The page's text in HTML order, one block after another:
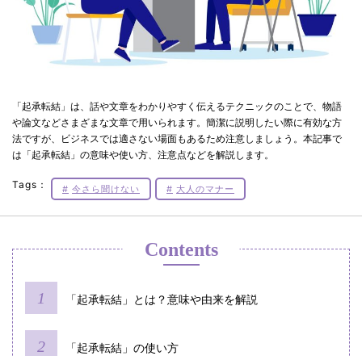
「起承転結」は、話や文章をわかりやすく伝えるテクニックのことで、物語
や論文などさまざまな文章で用いられます。簡潔に説明したい際に有効な方
法ですが、ビジネスでは適さない場面もあるため注意しましょう。本記事で
は「起承転結」の意味や使い方、注意点などを解説します。
Tags： 今さら聞けない 大人のマナー
Contents
「起承転結」とは？意味や由来を解説
「起承転結」の使い方